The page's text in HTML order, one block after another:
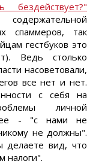
бездействует?"
спаммеров, так
гестбуков это
Ведь столько
насоветовали,
все нет и нет.
с себя на
личной
- "с нами не
не должны".
делаете вид, что
налоги".